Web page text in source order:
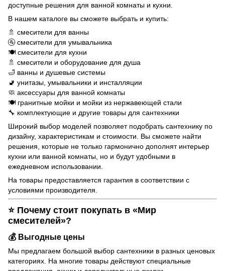
доступные решения для ванной комнаты и кухни.
В нашем каталоге вы сможете выбрать и купить:
🚿 смесители для ванны
🚰 смесители для умывальника
🍽️ смесители для кухни
🚿 смесители и оборудование для душа
🛁 ванны и душевые системы
🚽 унитазы, умывальники и инсталляции
🧼 аксессуары для ванной комнаты
🍽️ гранитные мойки и мойки из нержавеющей стали
🔧 комплектующие и другие товары для сантехники
Широкий выбор моделей позволяет подобрать сантехнику по
дизайну, характеристикам и стоимости. Вы сможете найти
решения, которые не только гармонично дополнят интерьер
кухни или ванной комнаты, но и будут удобными в
ежедневном использовании.
На товары предоставляется гарантия в соответствии с
условиями производителя.
⭐ Почему стоит покупать в «Мир
смесителей»?
💰 Выгодные цены
Мы предлагаем большой выбор сантехники в разных ценовых
категориях. На многие товары действуют специальные